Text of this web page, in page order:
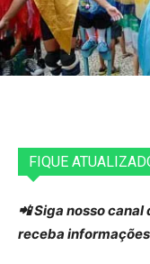
FIQUE
📲 Siga nosso canal
receba